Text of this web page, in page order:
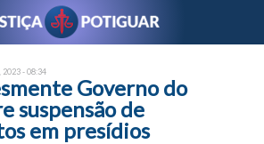
- 08:34
Governo do
suspensão de
em presídios